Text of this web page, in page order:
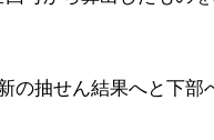
の抽せん結果へと下部